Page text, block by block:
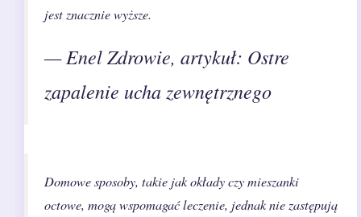
jest znacznie wyższe.
— Enel Zdrowie, artykuł: Ostre
zapalenie ucha zewnętrznego
Domowe sposoby, takie jak okłady czy mieszanki
octowe, mogą wspomagać leczenie, jednak nie zastępują